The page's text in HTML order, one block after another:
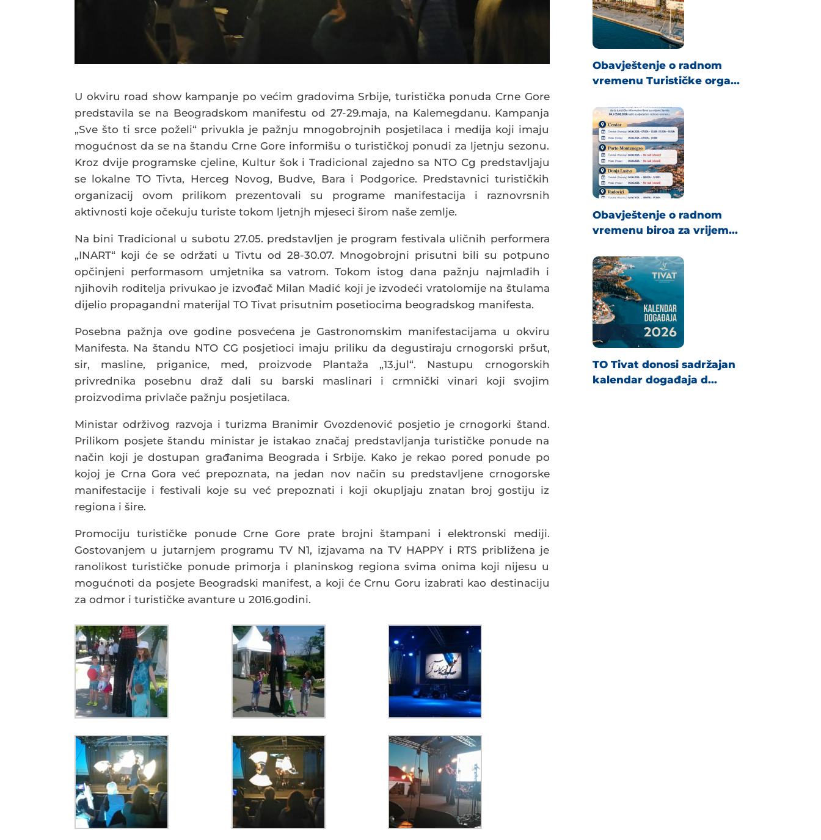
U okviru road show kampanje po većim gradovima Srbije, turistička ponuda Crne Gore
predstavila se na Beogradskom manifestu od 27-29.maja, na Kalemegdanu. Kampanja
„Sve što ti srce poželi“ privukla je pažnju mnogobrojnih posjetilaca i medija koji imaju
mogućnost da se na štandu Crne Gore informišu o turističkoj ponudi za ljetnju sezonu.
Kroz dvije programske cjeline, Kultur šok i Tradicional zajedno sa NTO Cg predstavljaju
se lokalne TO Tivta, Herceg Novog, Budve, Bara i Podgorice. Predstavnici turističkih
organizacij ovom prilikom prezentovali su programe manifestacija i raznovrsnih
aktivnosti koje očekuju turiste tokom ljetnjh mjeseci širom naše zemlje.
Na bini Tradicional u subotu 27.05. predstavljen je program festivala uličnih performera
„INART“ koji će se održati u Tivtu od 28-30.07. Mnogobrojni prisutni bili su potpuno
opčinjeni performasom umjetnika sa vatrom. Tokom istog dana pažnju najmlađih i
njihovih roditelja privukao je izvođač Milan Madić koji je izvodeći vratolomije na štulama
dijelio propagandni materijal TO Tivat prisutnim posetiocima beogradskog manifesta.
Posebna pažnja ove godine posvećena je Gastronomskim manifestacijama u okviru
Manifesta. Na štandu NTO CG posjetioci imaju priliku da degustiraju crnogorski pršut,
sir, masline, priganice, med, proizvode Plantaža „13.jul“. Nastupu crnogorskih
privrednika posebnu draž dali su barski maslinari i crmnički vinari koji svojim
proizvodima privlače pažnju posjetilaca.
Ministar održivog razvoja i turizma Branimir Gvozdenović posjetio je crnogorki štand.
Prilikom posjete štandu ministar je istakao značaj predstavljanja turističke ponude na
način koji je dostupan građanima Beograda i Srbije. Kako je rekao pored ponude po
kojoj je Crna Gora već prepoznata, na jedan nov način su predstavljene crnogorske
manifestacije i festivali koje su već prepoznati i koji okupljaju znatan broj gostiju iz
regiona i šire.
Promociju turističke ponude Crne Gore prate brojni štampani i elektronski mediji.
Gostovanjem u jutarnjem programu TV N1, izjavama na TV HAPPY i RTS približena je
ranolikost turističke ponude primorja i planinskog regiona svima onima koji nijesu u
mogućnoti da posjete Beogradski manifest, a koji će Crnu Goru izabrati kao destinaciju
za odmor i turističke avanture u 2016.godini.
Obavještenje o radnom
vremenu Turističke orga...
Obavještenje o radnom
vremenu biroa za vrijem...
TO Tivat donosi sadržajan
kalendar događaja d...